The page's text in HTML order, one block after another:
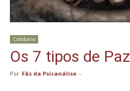
Cotidiano
Os 7 tipos de Paz
Por Fãs da Psicanálise -